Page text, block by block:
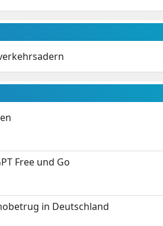
Free und Go
in Deutschland